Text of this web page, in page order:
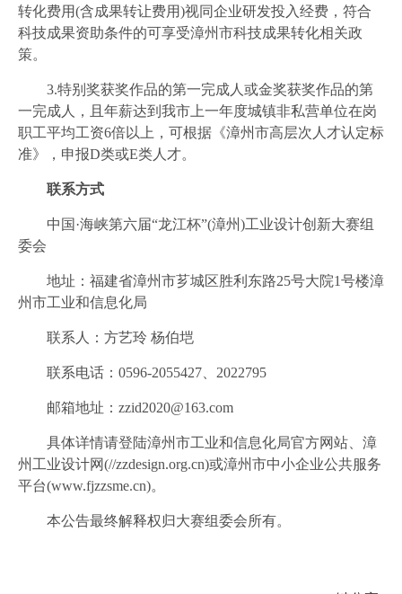
转化费用(含成果转让费用)视同企业研发投入经费，符合
科技成果资助条件的可享受漳州市科技成果转化相关政
策。
3.特别奖获奖作品的第一完成人或金奖获奖作品的第
一完成人，且年薪达到我市上一年度城镇非私营单位在岗
职工平均工资6倍以上，可根据《漳州市高层次人才认定标
准》，申报D类或E类人才。
联系方式
中国·海峡第六届“龙江杯”(漳州)工业设计创新大赛组
委会
地址：福建省漳州市芗城区胜利东路25号大院1号楼漳
州市工业和信息化局
联系人：方艺玲 杨伯垲
联系电话：0596-2055427、2022795
邮箱地址：zzid2020@163.com
具体详情请登陆漳州市工业和信息化局官方网站、漳
州工业设计网(//zzdesign.org.cn)或漳州市中小企业公共服务
平台(www.fjzzsme.cn)。
本公告最终解释权归大赛组委会所有。